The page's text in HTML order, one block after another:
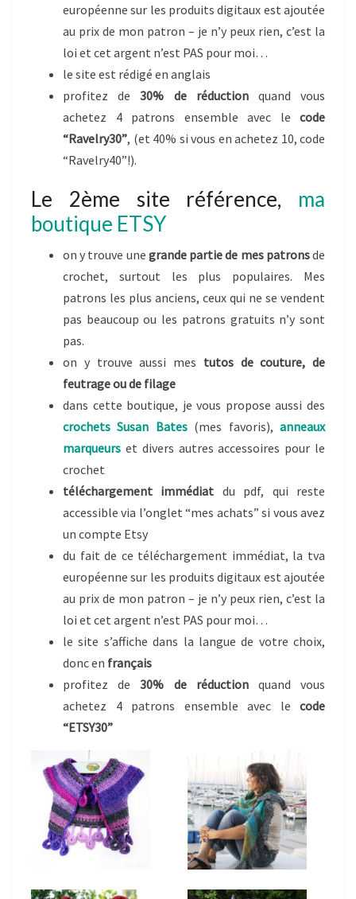
européenne sur les produits digitaux est ajoutée
au prix de mon patron – je n’y peux rien, c’est la
loi et cet argent n’est PAS pour moi…
le site est rédigé en anglais
profitez de30% de réductionquand vous
achetez 4 patrons ensemble avec le code
“Ravelry30”, (et 40% si vous en achetez 10, code
“Ravelry40”!).
Le 2ème site référence, ma
boutique ETSY
on y trouve une grande partie de mes patronsde
crochet, surtout les plus populaires. Mes
patrons les plus anciens, ceux qui ne se vendent
pas beaucoup ou les patrons gratuits n’y sont
pas.
on y trouve aussi mes tutos de couture, de
feutrage ou de filage
dans cette boutique, je vous propose aussi des
crochets Susan Bates(mes favoris),anneaux
marqueurs et divers autres accessoires pour le
crochet
téléchargement immédiat du pdf, qui reste
accessible via l’onglet “mes achats” si vous avez
un compte Etsy
du fait de ce téléchargement immédiat, la tva
européenne sur les produits digitaux est ajoutée
au prix de mon patron – je n’y peux rien, c’est la
loi et cet argent n’est PAS pour moi…
le site s’affiche dans la langue de votre choix,
donc en français
profitez de30% de réductionquand vous
achetez 4 patrons ensemble avec le code
“ETSY30”